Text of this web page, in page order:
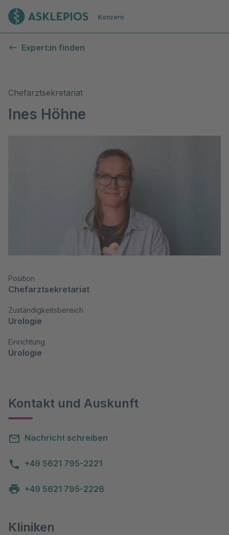
Zur Startseite
Konzern
Expert:in finden
Chefarztsekretariat
Ines Höhne
Position
Chefarztsekretariat
Zuständigkeitsbereich
Urologie
Einrichtung
Urologie
Kontakt und Auskunft
Nachricht schreiben
+49 5621 795-2221
+49 5621 795-2226
Kliniken